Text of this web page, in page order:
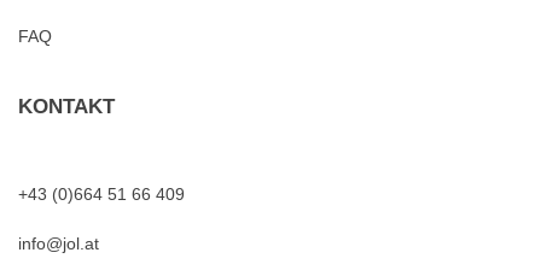
FAQ
KONTAKT
+43 (0)664 51 66 409
info@jol.at